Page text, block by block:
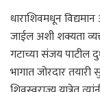
धाराशिवमधून
जाईल अशी शक्यता
गटाच्या संजय पाटील
भागात जोरदार